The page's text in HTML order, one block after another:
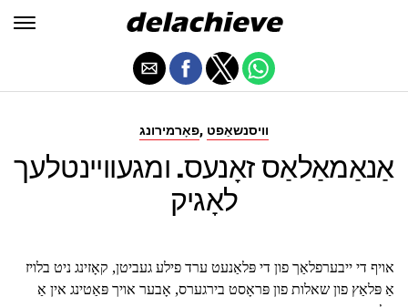
פאָרמירונג, וויסנשאַפט
אַנאַמאַלאַס זאָנעס. ומגעוויינטלעך
לאָגיק
אויף די ייבערפלאַך פון די פּלאַנעט ערד פילע געביטן, קאָזינג ניט בלויז
אַ פּלאַץ פון שאלות פון פּראָסט בירגערס, אָבער אויך פּאַטינג אין אַ